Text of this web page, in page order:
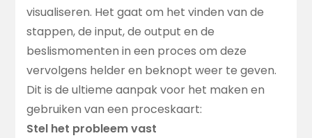
visualiseren. Het gaat om het vinden van de
stappen, de input, de output en de
beslismomenten in een proces om deze
vervolgens helder en beknopt weer te geven.
Dit is de ultieme aanpak voor het maken en
gebruiken van een proceskaart:
Stel het probleem vast